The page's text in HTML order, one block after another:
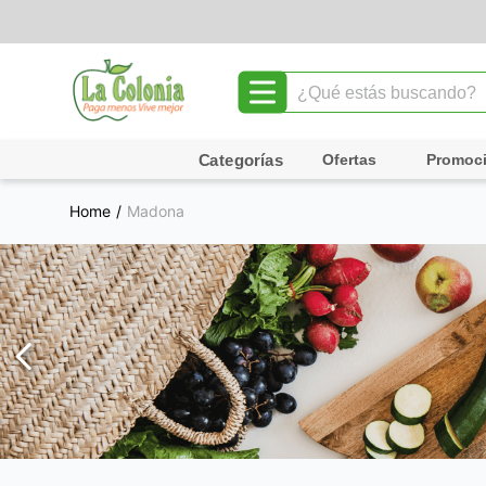
¿Qué estás buscando?
Ofertas
Madona
TÉRMINOS MÁS BUSCADOS
1.
leche
2.
chocolate
3.
cafe
4.
queso
5.
pollo
6.
galletas
7.
shampoo
8.
yogurt